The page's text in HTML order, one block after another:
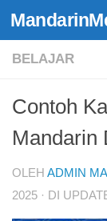
Skip to
BELAJAR
Contoh
Mandarin
OLEH ADMIN
2025 · DI